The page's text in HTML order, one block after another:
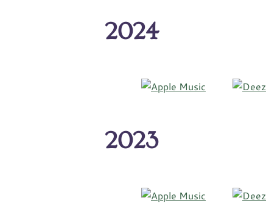
2024
2023